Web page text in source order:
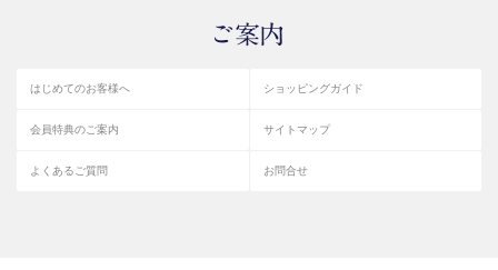
はじめてのお客様へ ショッピングガイド
会員特典のご案内 サイトマップ
よくあるご質問 お問合せ